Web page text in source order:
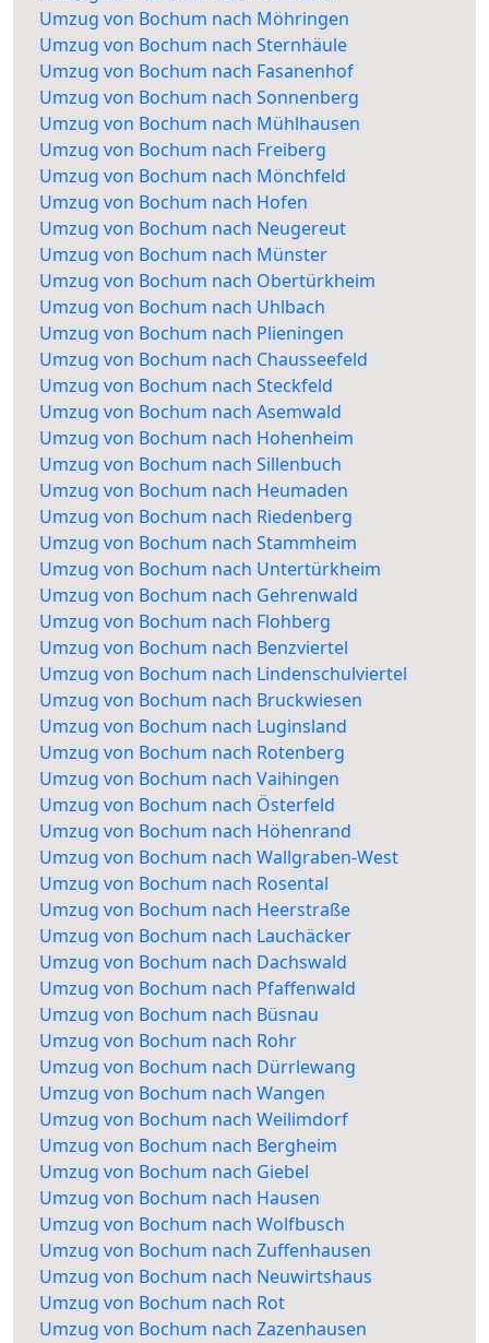
Umzug von Bochum nach Möhringen
Umzug von Bochum nach Sternhäule
Umzug von Bochum nach Fasanenhof
Umzug von Bochum nach Sonnenberg
Umzug von Bochum nach Mühlhausen
Umzug von Bochum nach Freiberg
Umzug von Bochum nach Mönchfeld
Umzug von Bochum nach Hofen
Umzug von Bochum nach Neugereut
Umzug von Bochum nach Münster
Umzug von Bochum nach Obertürkheim
Umzug von Bochum nach Uhlbach
Umzug von Bochum nach Plieningen
Umzug von Bochum nach Chausseefeld
Umzug von Bochum nach Steckfeld
Umzug von Bochum nach Asemwald
Umzug von Bochum nach Hohenheim
Umzug von Bochum nach Sillenbuch
Umzug von Bochum nach Heumaden
Umzug von Bochum nach Riedenberg
Umzug von Bochum nach Stammheim
Umzug von Bochum nach Untertürkheim
Umzug von Bochum nach Gehrenwald
Umzug von Bochum nach Flohberg
Umzug von Bochum nach Benzviertel
Umzug von Bochum nach Lindenschulviertel
Umzug von Bochum nach Bruckwiesen
Umzug von Bochum nach Luginsland
Umzug von Bochum nach Rotenberg
Umzug von Bochum nach Vaihingen
Umzug von Bochum nach Österfeld
Umzug von Bochum nach Höhenrand
Umzug von Bochum nach Wallgraben-West
Umzug von Bochum nach Rosental
Umzug von Bochum nach Heerstraße
Umzug von Bochum nach Lauchäcker
Umzug von Bochum nach Dachswald
Umzug von Bochum nach Pfaffenwald
Umzug von Bochum nach Büsnau
Umzug von Bochum nach Rohr
Umzug von Bochum nach Dürrlewang
Umzug von Bochum nach Wangen
Umzug von Bochum nach Weilimdorf
Umzug von Bochum nach Bergheim
Umzug von Bochum nach Giebel
Umzug von Bochum nach Hausen
Umzug von Bochum nach Wolfbusch
Umzug von Bochum nach Zuffenhausen
Umzug von Bochum nach Neuwirtshaus
Umzug von Bochum nach Rot
Umzug von Bochum nach Zazenhausen